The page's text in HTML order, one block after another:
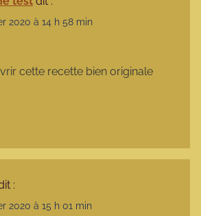
2020 à 14 h 58 min
cette recette bien originale
:
2020 à 15 h 01 min